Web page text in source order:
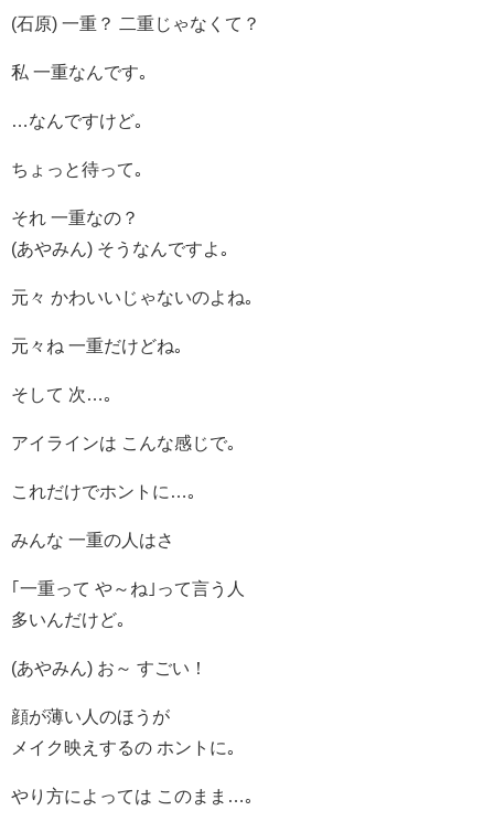
(石原) 一重？ 二重じゃなくて？
私 一重なんです｡
…なんですけど｡
ちょっと待って｡
それ 一重なの？
(あやみん) そうなんですよ｡
元々 かわいいじゃないのよね｡
元々ね 一重だけどね｡
そして 次…｡
アイラインは こんな感じで｡
これだけでホントに…｡
みんな 一重の人はさ
｢一重って や～ね｣って言う人
多いんだけど｡
(あやみん) お～ すごい！
顔が薄い人のほうが
メイク映えするの ホントに｡
やり方によっては このまま…｡